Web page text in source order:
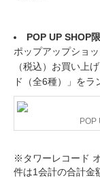
POP UP SHOP
ポップアップショ
（税込）お買い上
ド（全6種）」をラ
POP
※タワーレコード
件は1会計の合計金